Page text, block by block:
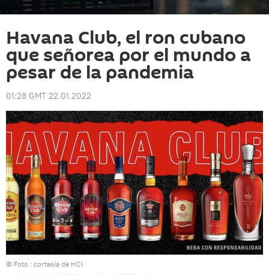
Havana Club, el ron cubano
que señorea por el mundo a
pesar de la pandemia
01:28 GMT 22.01.2022
© Foto : cortesía de HCI